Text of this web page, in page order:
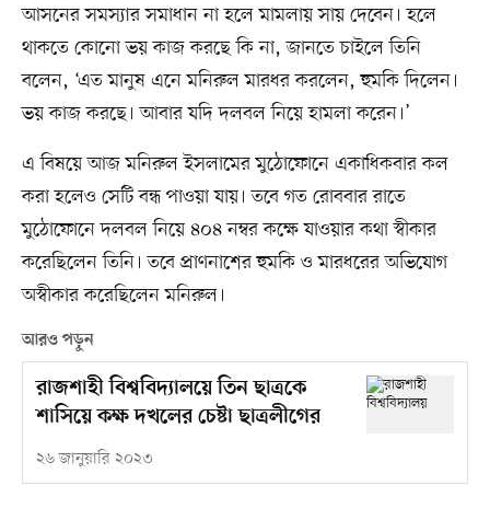
আসনের সমস্যার সমাধান না হলে মামলায় সায় দেবেন। হলে
থাকতে কোনো ভয় কাজ করছে কি না, জানতে চাইলে তিনি
বলেন, ‘এত মানুষ এনে মনিরুল মারধর করলেন, হুমকি দিলেন।
ভয় কাজ করছে। আবার যদি দলবল নিয়ে হামলা করেন।’
এ বিষয়ে আজ মনিরুল ইসলামের মুঠোফোনে একাধিকবার কল
করা হলেও সেটি বন্ধ পাওয়া যায়। তবে গত রোববার রাতে
মুঠোফোনে দলবল নিয়ে ৪০৪ নম্বর কক্ষে যাওয়ার কথা স্বীকার
করেছিলেন তিনি। তবে প্রাণনাশের হুমকি ও মারধরের অভিযোগ
অস্বীকার করেছিলেন মনিরুল।
আরও পড়ুন
রাজশাহী বিশ্ববিদ্যালয়ে তিন ছাত্রকে
শাসিয়ে কক্ষ দখলের চেষ্টা ছাত্রলীগের
২৬ জানুয়ারি ২০২৩